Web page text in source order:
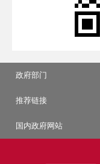
政府部门
推荐链接
国内政府网站